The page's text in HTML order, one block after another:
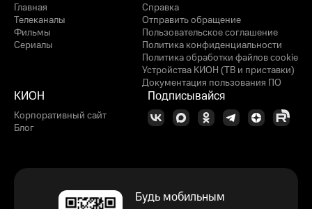
Главная
Телеканалы
Фильмы
Сериалы
Справка
Отправить обращение
Пользовательское соглашение
Политика конфиденциальности
Политика обработки файлов cookie
Устройства КИОН (ТВ и приставки)
Документация пользования ПО
КИОН
Корпоративный сайт
Блог
Подписывайся
Будь мобильным